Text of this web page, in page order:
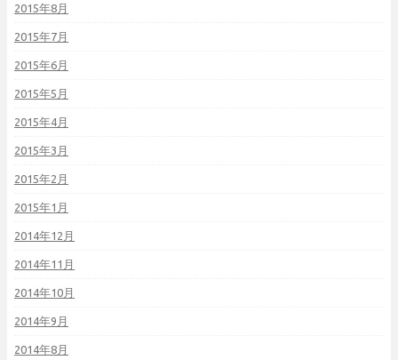
2015年8月
2015年7月
2015年6月
2015年5月
2015年4月
2015年3月
2015年2月
2015年1月
2014年12月
2014年11月
2014年10月
2014年9月
2014年8月